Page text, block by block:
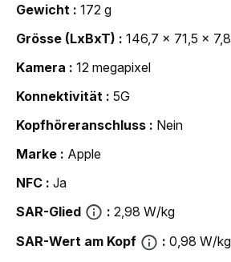
Gewicht
172 g
Grösse (LxBxT)
146,7 x 71,5 x
Kamera
12 megapixel
Konnektivität
5G
Kopfhöreranschluss
Nein
Marke
Apple
NFC
Ja
SAR-Glied
2,98 W/kg
SAR-Wert am Kopf
0,98 W/kg